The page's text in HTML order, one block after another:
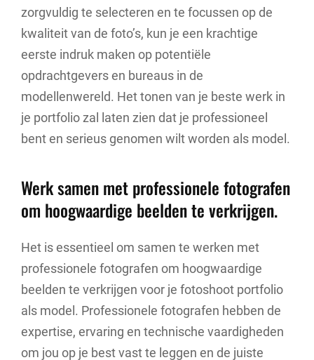
zorgvuldig te selecteren en te focussen op de
kwaliteit van de foto’s, kun je een krachtige
eerste indruk maken op potentiële
opdrachtgevers en bureaus in de
modellenwereld. Het tonen van je beste werk in
je portfolio zal laten zien dat je professioneel
bent en serieus genomen wilt worden als model.
Werk samen met professionele fotografen
om hoogwaardige beelden te verkrijgen.
Het is essentieel om samen te werken met
professionele fotografen om hoogwaardige
beelden te verkrijgen voor je fotoshoot portfolio
als model. Professionele fotografen hebben de
expertise, ervaring en technische vaardigheden
om jou op je best vast te leggen en de juiste